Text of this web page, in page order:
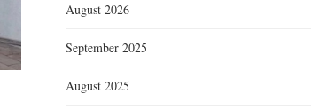
Düzce’de Yeni Anadolu Lisesi
August 2026
September 2025
August 2025